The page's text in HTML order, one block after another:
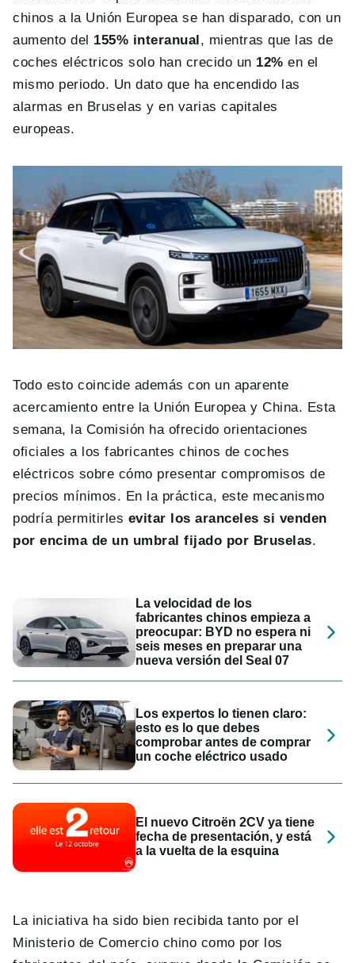
chinos a la Unión Europea se han disparado, con un
aumento del 155% interanual , mientras que las de
coches eléctricos solo han crecido un 12% en el
mismo periodo. Un dato que ha encendido las
alarmas en Bruselas y en varias capitales
europeas.
Todo esto coincide además con un aparente
acercamiento entre la Unión Europea y China. Esta
semana, la Comisión ha ofrecido orientaciones
oficiales a los fabricantes chinos de coches
eléctricos sobre cómo presentar compromisos de
precios mínimos. En la práctica, este mecanismo
podría permitirles evitar los aranceles si venden
por encima de un umbral fijado por Bruselas.
La velocidad de los
fabricantes chinos empieza a
preocupar: BYD no espera ni
seis meses en preparar una
nueva versión del Seal 07
Los expertos lo tienen claro:
esto es lo que debes
comprobar antes de comprar
un coche eléctrico usado
El nuevo Citroën 2CV ya tiene
fecha de presentación, y está
a la vuelta de la esquina
La iniciativa ha sido bien recibida tanto por el
Ministerio de Comercio chino como por los